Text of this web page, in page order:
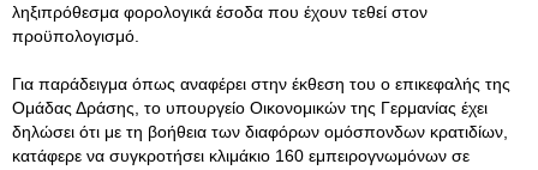
ληξιπρόθεσμα φορολογικά έσοδα που έχουν τεθεί στον
προϋπολογισμό.
Για παράδειγμα όπως αναφέρει στην έκθεση του ο επικεφαλής της
Ομάδας Δράσης, το υπουργείο Οικονομικών της Γερμανίας έχει
δηλώσει ότι με τη βοήθεια των διαφόρων ομόσπονδων κρατιδίων,
κατάφερε να συγκροτήσει κλιμάκιο 160 εμπειρογνωμόνων σε